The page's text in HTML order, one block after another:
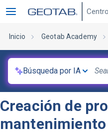
Inicio Geotab Academy
Búsqueda por IA
Creación de
mantenimiento